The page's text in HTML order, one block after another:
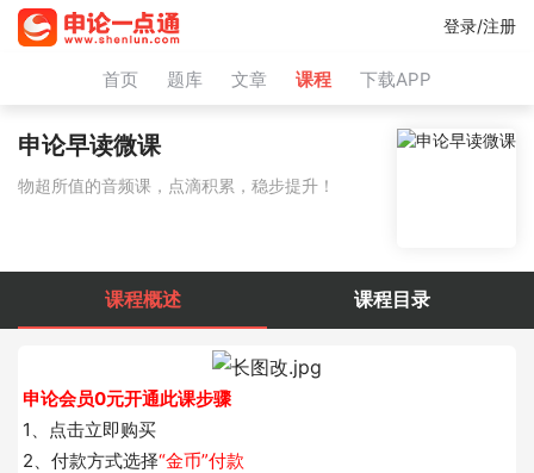
首页 题库 文章 课程 下载APP
登录/注册
申论早读微课
物超所值的音频课，点滴积累，稳步提升！
课程概述 课程目录
申论会员0元开通此课步骤
1、点击立即购买
2、付款方式选择“金币”付款